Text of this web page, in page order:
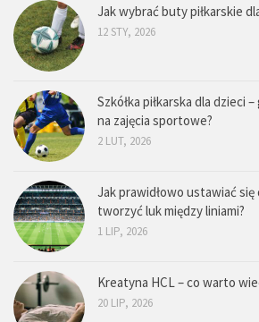
Jak wybrać buty piłkarskie
12 STY, 2026
Szkółka piłkarska dla dzieci
na zajęcia sportowe?
2 LUT, 2026
Jak prawidłowo ustawiać
tworzyć luk między liniami?
1 LIP, 2026
Kreatyna HCL – co warto
20 LIP, 2026